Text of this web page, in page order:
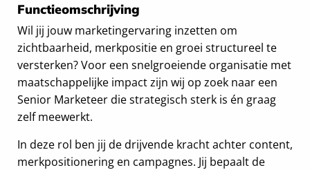
Functieomschrijving
Wil jij jouw marketingervaring inzetten om
zichtbaarheid, merkpositie en groei structureel te
versterken? Voor een snelgroeiende organisatie met
maatschappelijke impact zijn wij op zoek naar een
Senior Marketeer die strategisch sterk is én graag
zelf meewerkt.
In deze rol ben jij de drijvende kracht achter content,
merkpositionering en campagnes. Jij bepaalt de